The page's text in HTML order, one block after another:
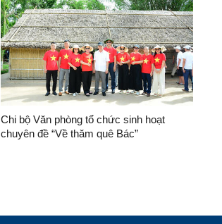
Chi bộ Văn phòng tổ chức sinh hoạt
chuyên đề “Về thăm quê Bác”